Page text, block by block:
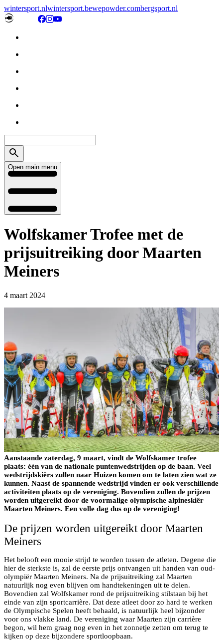
wintersport.nlwintersport.bewepowder.combergsport.nl
Open main menu
Wolfskamer Trofee met de
prijsuitreiking door Maarten
Meiners
4 maart 2024
Aanstaande zaterdag, 9 maart, vindt de Wolfskamer trofee
plaats: één van de nationale puntenwedstrijden op de baan. Veel
wedstrijdskiërs zullen naar Huizen komen om te laten zien wat ze
kunnen. Naast de spannende wedstrijd vinden er ook verschillende
activiteiten plaats op de vereniging. Bovendien zullen de prijzen
worden uitgereikt door de voormalige olympische alpineskiër
Maarten Meiners. Een volle dag dus op de vereniging!
De prijzen worden uitgereikt door Maarten
Meiners
Het belooft een mooie strijd te worden tussen de atleten. Degene die
hier de sterkste is, zal de eerste prijs ontvangen uit handen van oud-
olympiër Maarten Meiners. Na de prijsuitreiking zal Maarten
natuurlijk nog even blijven om handtekeningen uit te delen.
Bovendien zal Wolfskamer rond de prijsuitreiking stilstaan bij het
einde van zijn sportcarrière. Dat deze atleet door zo hard te werken
de Olympische Spelen heeft behaald, is natuurlijk heel bijzonder
voor ons vlakke land. De vereniging waar Maarten zijn carrière
begon, wil hem graag nog even in het zonnetje zetten om terug te
kijken op deze bijzondere sportloopbaan.